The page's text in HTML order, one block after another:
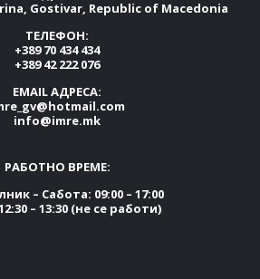
Gostivar, Republic of Macedonia
ТЕЛЕФОН:
+389 70 434 434
+389 42 222 076
EMAIL АДРЕСА:
info@imre.mk
РАБОТНО ВРЕМЕ:
– Сабота: 09:00 – 17:00
– 13:30 (не се работи)